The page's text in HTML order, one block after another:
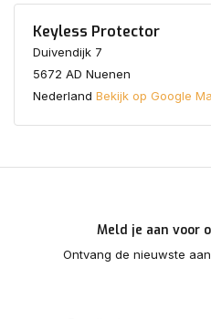
Keyless Protector
Duivendijk 7
5672 AD Nuenen
Nederland Bekijk op Google
Meld je aan voor
Ontvang de nieuwste